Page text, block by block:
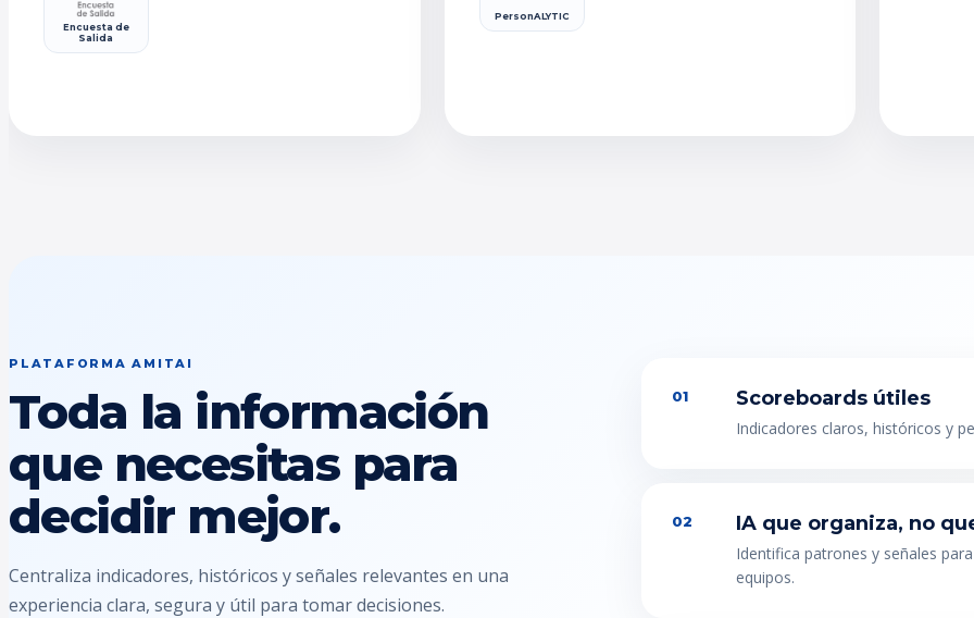
Encuesta de
Salida
PersonALYTIC
PLATAFORMA AMITAI
Toda la información
que necesitas para
decidir mejor.
Centraliza indicadores, históricos y señales relevantes en una
experiencia clara, segura y útil para tomar decisiones.
01 Scoreboards útiles
Indicadores claros, históricos y
02 IA que organiza, no
Identifica patrones y señales
equipos.